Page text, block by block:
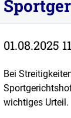
01.08.2025
Bei
wichtiges Urteil.